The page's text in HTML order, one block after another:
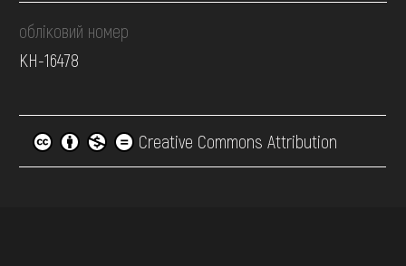
обліковий номер
КН-16478
Creative Commons Attribution